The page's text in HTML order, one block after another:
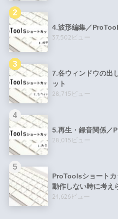
4.波形編集／
37,502ビュー
7.各ウィンドウの出
ット
28,715ビュー
5.再生・録音関係／
28,015ビュー
ProToolsショートカ
動作しない時に考え
24,626ビュー